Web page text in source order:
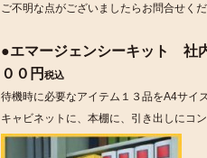
ご不明な点がございましたらお問合せく
●エマージェンシーキット
００円 税込
待機時に必要なアイテム１３品をA4サイ
キャビネットに、本棚に、引き出しにコ